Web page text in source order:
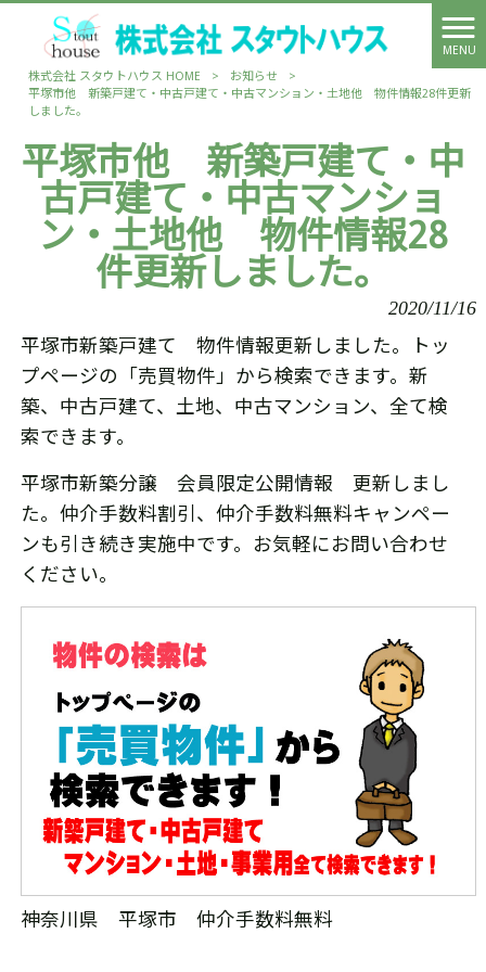
MENU
株式会社 スタウトハウス HOME
> お知らせ
>
平塚市他 新築戸建て・中古戸建て・中古マンション・土地他 物件情報28件更新
しました。
平塚市他 新築戸建て・中
古戸建て・中古マンショ
ン・土地他 物件情報28
件更新しました。
2020/11/16
平塚市新築戸建て 物件情報更新しました。トッ
プページの「売買物件」から検索できます。新
築、中古戸建て、土地、中古マンション、全て検
索できます。
平塚市新築分譲 会員限定公開情報 更新しまし
た。仲介手数料割引、仲介手数料無料キャンペー
ンも引き続き実施中です。お気軽にお問い合わせ
ください。
神奈川県 平塚市 仲介手数料無料